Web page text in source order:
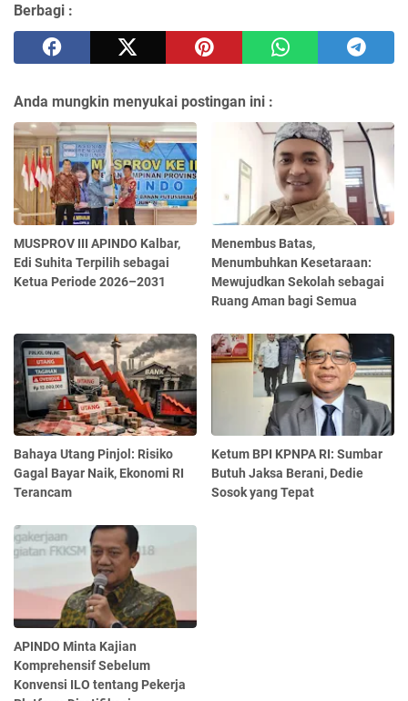
Berbagi :
Anda mungkin menyukai postingan ini :
MUSPROV III APINDO Kalbar,
Edi Suhita Terpilih sebagai
Ketua Periode 2026–2031
Menembus Batas,
Menumbuhkan Kesetaraan:
Mewujudkan Sekolah sebagai
Ruang Aman bagi Semua
Bahaya Utang Pinjol: Risiko
Gagal Bayar Naik, Ekonomi RI
Terancam
Ketum BPI KPNPA RI: Sumbar
Butuh Jaksa Berani, Dedie
Sosok yang Tepat
APINDO Minta Kajian
Komprehensif Sebelum
Konvensi ILO tentang Pekerja